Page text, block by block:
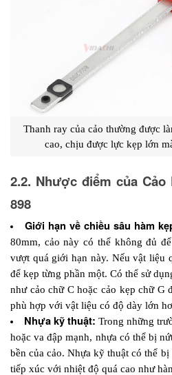
Thanh ray của cảo thường được
cao, chịu được lực kẹp lớn
2.2. Nhược điểm của
898
Giới hạn về chiều sâu hàm
80mm, cảo này có thể không đủ
vượt quá giới hạn này. Nếu vật liệu
để kẹp từng phần một. Có thể sử
như cảo chữ C hoặc cảo kẹp chữ G
phù hợp với vật liệu có độ dày lớn
Nhựa kỹ thuật: Trong những
hoặc va đập mạnh, nhựa có thể bị
bền của cảo. Nhựa kỹ thuật có thể
tiếp xúc với nhiệt độ quá cao như